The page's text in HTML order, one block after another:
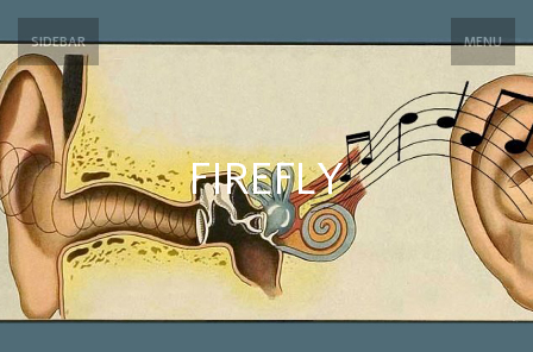
SIDEBAR MENU
FIREFLY